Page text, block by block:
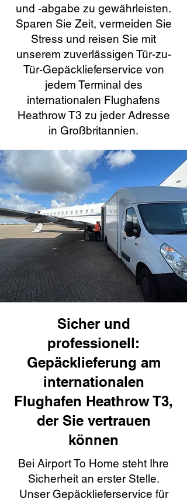
und -abgabe zu gewährleisten.
Sparen Sie Zeit, vermeiden Sie
Stress und reisen Sie mit
unserem zuverlässigen Tür-zu-
Tür-Gepäcklieferservice von
jedem Terminal des
internationalen Flughafens
Heathrow T3 zu jeder Adresse
in Großbritannien.
Sicher und
professionell:
Gepäcklieferung am
internationalen
Flughafen Heathrow T3,
der Sie vertrauen
können
Bei Airport To Home steht Ihre
Sicherheit an erster Stelle.
Unser Gepäcklieferservice für